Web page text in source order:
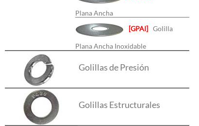
Plana Ancha
[GPAI] Golilla
Plana Ancha Inoxidable
Golillas de Presión
Golillas Estructurales